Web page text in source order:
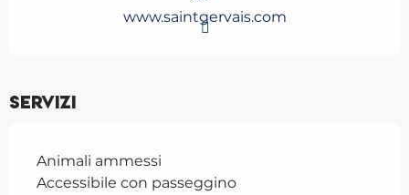
www.saintgervais.com
Servizi
Animali ammessi
Accessibile con passeggino